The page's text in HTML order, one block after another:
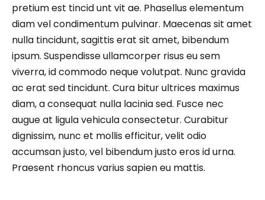
pretium est tincid unt vit ae. Phasellus elementum
diam vel condimentum pulvinar. Maecenas sit amet
nulla tincidunt, sagittis erat sit amet, bibendum
ipsum. Suspendisse ullamcorper risus eu sem
viverra, id commodo neque volutpat. Nunc gravida
ac erat sed tincidunt. Cura bitur ultrices maximus
diam, a consequat nulla lacinia sed. Fusce nec
augue at ligula vehicula consectetur. Curabitur
dignissim, nunc et mollis efficitur, velit odio
accumsan justo, vel bibendum justo eros id urna.
Praesent rhoncus varius sapien eu mattis.